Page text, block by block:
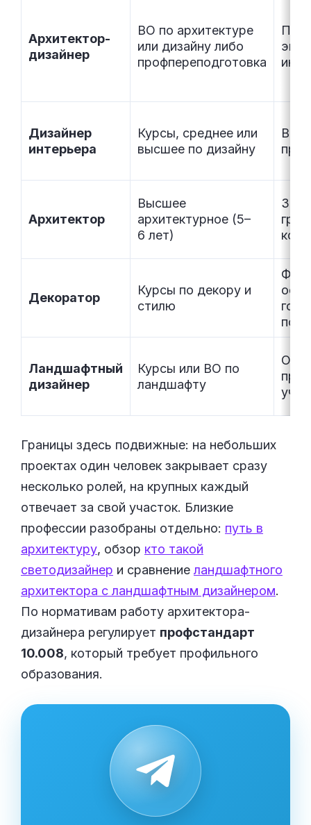
Архитектор-
дизайнер
ВО по архитектуре
или дизайну либо
профпереподготовка
Дизайнер
интерьера
Курсы, среднее или
высшее по дизайну
Архитектор
Высшее
архитектурное (5–
6 лет)
Декоратор
Курсы по декору и
стилю
Ландшафтный
дизайнер
Курсы или ВО по
ландшафту
Границы здесь подвижные: на небольших
проектах один человек закрывает сразу
несколько ролей, на крупных каждый
отвечает за свой участок. Близкие
профессии разобраны отдельно: путь в
архитектуру, обзор кто такой
светодизайнер и сравнение ландшафтного
архитектора с ландшафтным дизайнером.
По нормативам работу архитектора-
дизайнера регулирует профстандарт
10.008, который требует профильного
образования.